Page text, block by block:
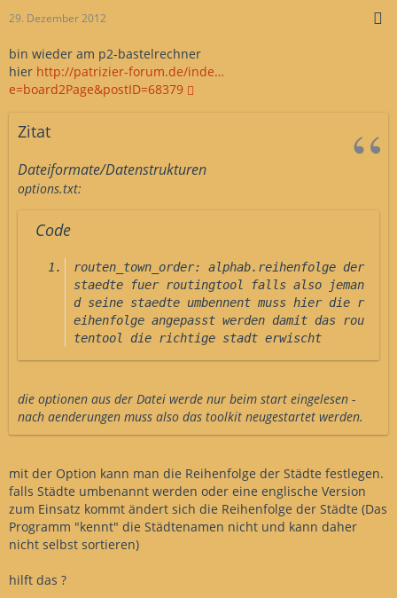
29. Dezember 2012
bin wieder am p2-bastelrechner
hier http://patrizier-forum.de/inde…
e=board2Page&postID=68379
Zitat
Dateiformate/Datenstrukturen
options.txt:
Code
routen_town_order: alphab.reihenfolge der
staedte fuer routingtool falls also jeman
d seine staedte umbennent muss hier die r
eihenfolge angepasst werden damit das rou
tentool die richtige stadt erwischt
die optionen aus der Datei werde nur beim start eingelesen -
nach aenderungen muss also das toolkit neugestartet werden.
mit der Option kann man die Reihenfolge der Städte festlegen.
falls Städte umbenannt werden oder eine englische Version
zum Einsatz kommt ändert sich die Reihenfolge der Städte (Das
Programm "kennt" die Städtenamen nicht und kann daher
nicht selbst sortieren)
hilft das ?